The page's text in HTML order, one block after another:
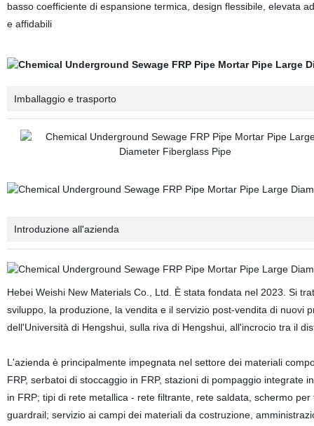
basso coefficiente di espansione termica, design flessibile, elevata
e affidabili
Imballaggio e trasporto
Introduzione all'azienda
Hebei Weishi New Materials Co., Ltd. È stata fondata nel 2023. Si
sviluppo, la produzione, la vendita e il servizio post-vendita di nuovi
dell'Università di Hengshui, sulla riva di Hengshui, all'incrocio tra il
L'azienda è principalmente impegnata nel settore dei materiali
FRP, serbatoi di stoccaggio in FRP, stazioni di pompaggio integrate
in FRP; tipi di rete metallica - rete filtrante, rete saldata, schermo
guardrail; servizio ai campi dei materiali da costruzione,